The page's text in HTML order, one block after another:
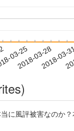
03-25
2018-03-282018-03-
に風評被害なのか